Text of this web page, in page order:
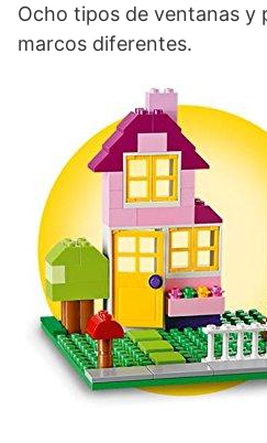
Ocho tipos de ventanas y
marcos diferentes.